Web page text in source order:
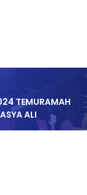
TEMURAMAH
ALI